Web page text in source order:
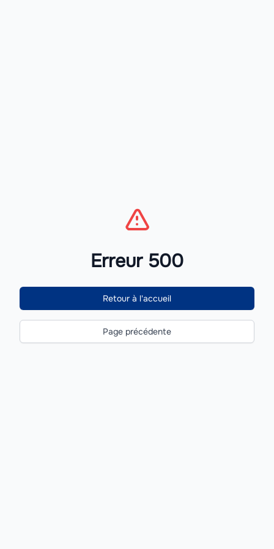
Erreur 500
Retour à l'accueil
Page précédente